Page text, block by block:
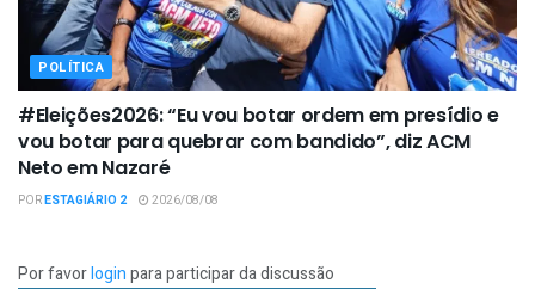
POLÍTICA
#Eleições2026: “Eu vou botar ordem em presídio e
vou botar para quebrar com bandido”, diz ACM
Neto em Nazaré
PORESTAGIÁRIO 2 2026/08/08
Por favorloginpara participar da discussão